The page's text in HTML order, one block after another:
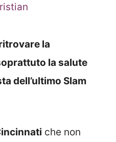
la
la salute
dell’ultimo Slam
che non